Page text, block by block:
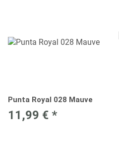
Punta Royal 028 Mauve
11,99 € *